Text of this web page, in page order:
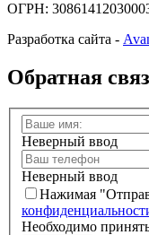
ОГРН:
Разработка сайта -
Обратная
Неверный ввод
Неверный ввод
Нажимая
Необходимо